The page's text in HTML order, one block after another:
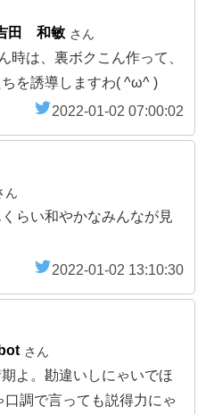
田 和敏 さん
時は、裏ボクこん作って、
を誘導しますわ( ^ω^ )
2022-01-02 07:00:02
ん
らい和やかなみんなが見
2022-01-02 13:10:30
さん
よ。勘違いしにゃいでほ
調で言っても説得力にゃ